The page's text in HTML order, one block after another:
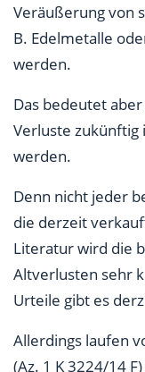
Veräußerung von
B. Edelmetalle
werden.
Das bedeutet
Verluste zukünftig
werden.
Denn nicht jeder
die derzeit
Literatur wird die
Altverlusten sehr
Urteile gibt es
Allerdings laufen
(Az. 1 K 3224/14